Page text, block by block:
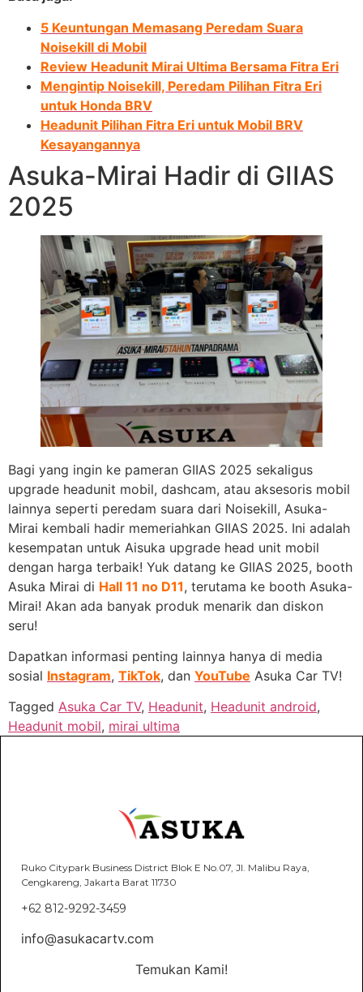
5 Keuntungan Memasang Peredam Suara
Noisekill di Mobil
Review Headunit Mirai Ultima Bersama Fitra Eri
Mengintip Noisekill, Peredam Pilihan Fitra Eri
untuk Honda BRV
Headunit Pilihan Fitra Eri untuk Mobil BRV
Kesayangannya
Asuka-Mirai Hadir di GIIAS
2025
Bagi yang ingin ke pameran GIIAS 2025 sekaligus
upgrade headunit mobil, dashcam, atau aksesoris mobil
lainnya seperti peredam suara dari Noisekill, Asuka-
Mirai kembali hadir memeriahkan GIIAS 2025. Ini adalah
kesempatan untuk Aisuka upgrade head unit mobil
dengan harga terbaik! Yuk datang ke GIIAS 2025, booth
Asuka Mirai di Hall 11 no D11, terutama ke booth Asuka-
Mirai! Akan ada banyak produk menarik dan diskon
seru!
Dapatkan informasi penting lainnya hanya di media
sosial Instagram, TikTok, dan YouTube Asuka Car TV!
Tagged Asuka Car TV, Headunit, Headunit android,
Headunit mobil, mirai ultima
Ruko Citypark Business District Blok E No.07, Jl. Malibu Raya,
Cengkareng, Jakarta Barat 11730
+62 812-9292-3459
info@asukacartv.com
Temukan Kami!